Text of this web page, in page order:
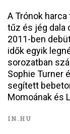
A Trónok
tűz és jég dala
2011-ben
idők egyik
sorozatban
Sophie Turner
segített
Momoának és
IN.HU